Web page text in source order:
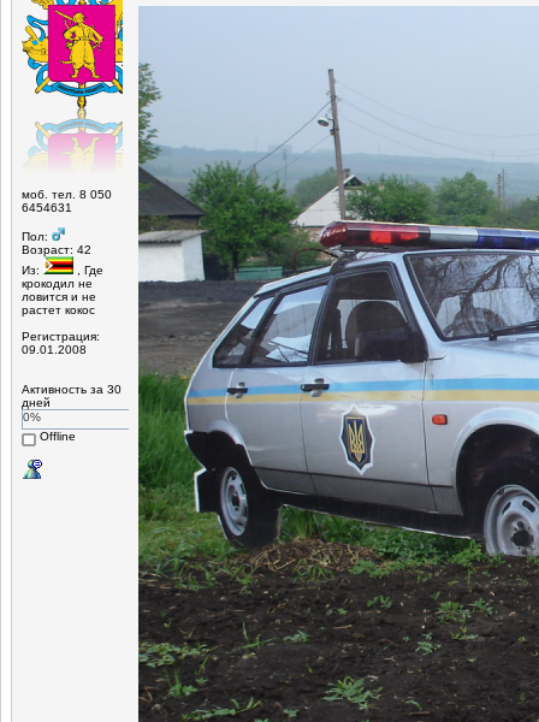
моб. тел. 8 050
6454631
Пол:
Возраст: 42
Из:
, Где
крокодил не
ловится и не
растет кокос
Регистрация:
09.01.2008
Активность за 30
дней
0%
Offline